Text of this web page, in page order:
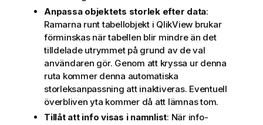
Anpassa objektets storlek efter data:
Ramarna runt tabellobjekt i QlikView brukar
förminskas när tabellen blir mindre än det
tilldelade utrymmet på grund av de val
användaren gör. Genom att kryssa ur denna
ruta kommer denna automatiska
storleksanpassning att inaktiveras. Eventuell
överbliven yta kommer då att lämnas tom.
Tillåt att info visas i namnlist: När info-